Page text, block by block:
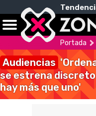
Portada
Audiencias
se estrena discreto
hay más que uno'